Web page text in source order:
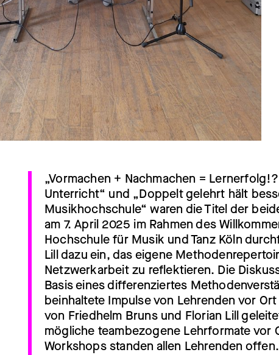
„Vormachen + Nachmachen =
Unterricht“ und „Doppelt gelehrt hält
Musikhochschule“ waren die Titel der
am 7. April 2025 im Rahmen des
Hochschule für Musik und Tanz Köln
Lill dazu ein, das eigene
Netzwerkarbeit zu reflektieren. Die
Basis eines differenziertes
beinhaltete Impulse von Lehrenden vor
von Friedhelm Bruns und Florian Lill
mögliche teambezogene Lehrformate vor
Workshops standen allen Lehrenden offen.